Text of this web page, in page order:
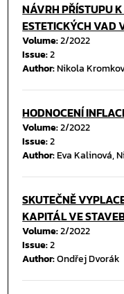
NÁVRH PŘÍSTUPU
ESTETICKÝCH VAD
Volume:2/2022
Issue:2
Author:Nikola
HODNOCENÍ
Volume:2/2022
Issue:2
Author:Eva Kalinová,
SKUTEČNĚ
KAPITÁL VE
Volume:2/2022
Issue:2
Author:Ondřej Dvorák